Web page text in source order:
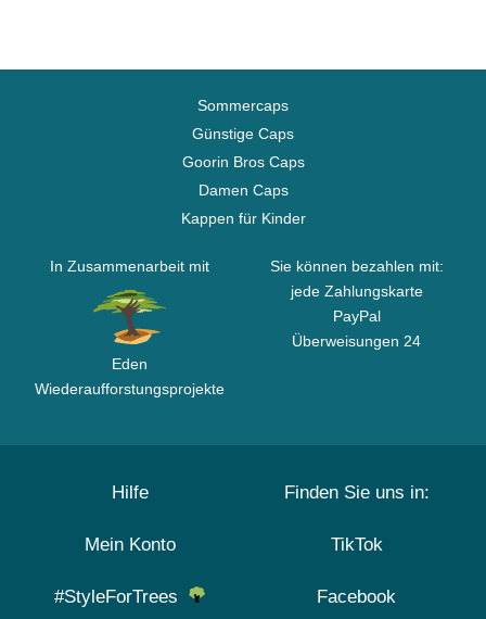
Sommercaps
Günstige Caps
Goorin Bros Caps
Damen Caps
Kappen für Kinder
In Zusammenarbeit mit
Eden
Wiederaufforstungsprojekte
Sie können bezahlen mit:
jede Zahlungskarte
PayPal
Überweisungen 24
Hilfe
Mein Konto
#StyleForTrees
Finden Sie uns in:
TikTok
Facebook